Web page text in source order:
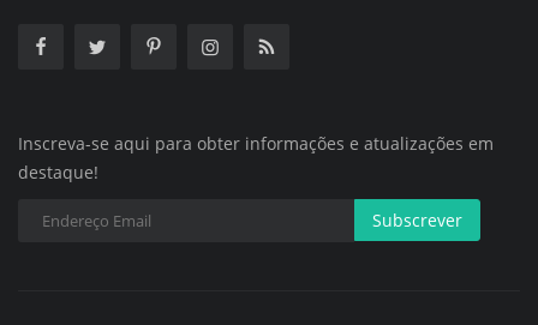
Inscreva-se aqui para obter informações e atualizações em
destaque!
Subscrever